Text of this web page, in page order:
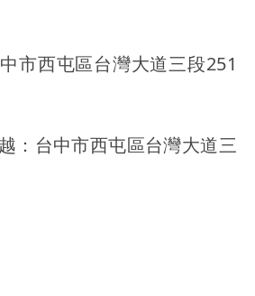
市西屯區台灣大道三段251
：台中市西屯區台灣大道三